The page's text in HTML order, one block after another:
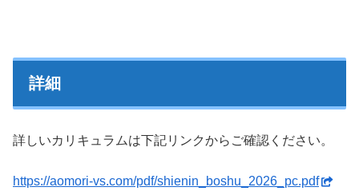
詳細
詳しいカリキュラムは下記リンクからご確認ください。
https://aomori-vs.com/pdf/shienin_boshu_2026_pc.pdf